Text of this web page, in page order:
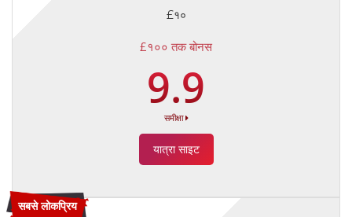
£१०
£१०० तक बोनस
9.9
समीक्षा
यात्रा साइट
सबसे लोकप्रिय